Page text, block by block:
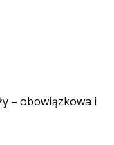
– obowiązkowa i